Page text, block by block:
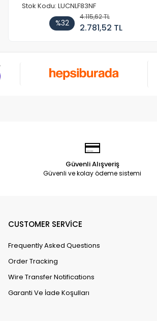
Stok Kodu: LUCNLF83NF
%32
4.115,62 TL
2.781,52 TL
Güvenli Alışveriş
Güvenli ve kolay ödeme sistemi
CUSTOMER SERVİCE
Frequently Asked Questions
Order Tracking
Wire Transfer Notifications
Garanti Ve İade Koşulları